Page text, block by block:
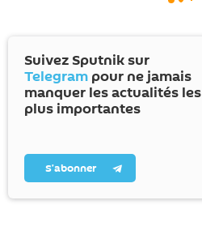
Suivez Sputnik sur
Telegram pour ne jamais
manquer les actualités les
plus importantes
S’abonner